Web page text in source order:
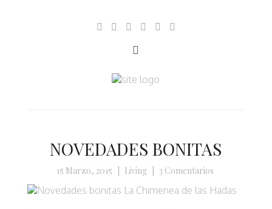
NOVEDADES BONITAS
15 Marzo, 2015 Living 3 Comentarios